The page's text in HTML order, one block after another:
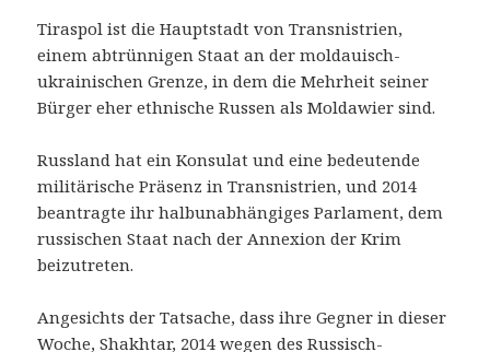
Tiraspol ist die Hauptstadt von Transnistrien,
einem abtrünnigen Staat an der moldauisch-
ukrainischen Grenze, in dem die Mehrheit seiner
Bürger eher ethnische Russen als Moldawier sind.
Russland hat ein Konsulat und eine bedeutende
militärische Präsenz in Transnistrien, und 2014
beantragte ihr halbunabhängiges Parlament, dem
russischen Staat nach der Annexion der Krim
beizutreten.
Angesichts der Tatsache, dass ihre Gegner in dieser
Woche, Shakhtar, 2014 wegen des Russisch-